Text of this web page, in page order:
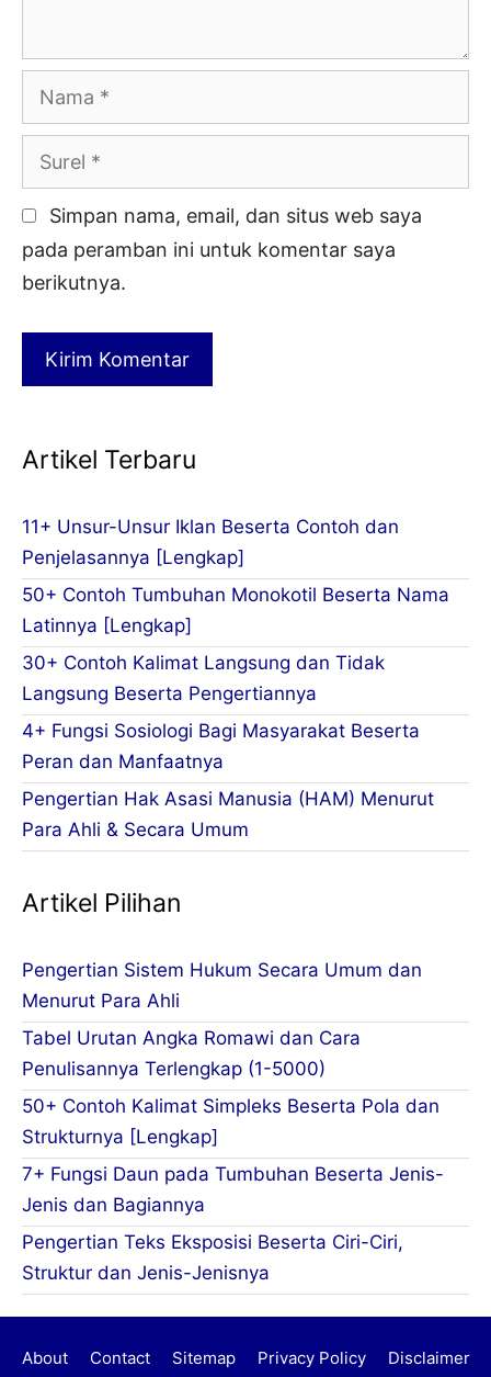
Nama
Surel
Simpan nama, email, dan situs web saya
pada peramban ini untuk komentar saya
berikutnya.
Artikel Terbaru
11+ Unsur-Unsur Iklan Beserta Contoh dan
Penjelasannya [Lengkap]
50+ Contoh Tumbuhan Monokotil Beserta Nama
Latinnya [Lengkap]
30+ Contoh Kalimat Langsung dan Tidak
Langsung Beserta Pengertiannya
4+ Fungsi Sosiologi Bagi Masyarakat Beserta
Peran dan Manfaatnya
Pengertian Hak Asasi Manusia (HAM) Menurut
Para Ahli & Secara Umum
Artikel Pilihan
Pengertian Sistem Hukum Secara Umum dan
Menurut Para Ahli
Tabel Urutan Angka Romawi dan Cara
Penulisannya Terlengkap (1-5000)
50+ Contoh Kalimat Simpleks Beserta Pola dan
Strukturnya [Lengkap]
7+ Fungsi Daun pada Tumbuhan Beserta Jenis-
Jenis dan Bagiannya
Pengertian Teks Eksposisi Beserta Ciri-Ciri,
Struktur dan Jenis-Jenisnya
About Contact Sitemap Privacy Policy Disclaimer